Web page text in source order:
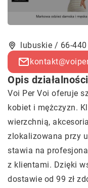
lubuskie / 66-
Opis działalności
Voi Per Voi oferuje
kobiet i mężczyzn.
wierzchnią,
zlokalizowana przy
stawia na
z klientami. Dzięki
dostawie od 99 zł